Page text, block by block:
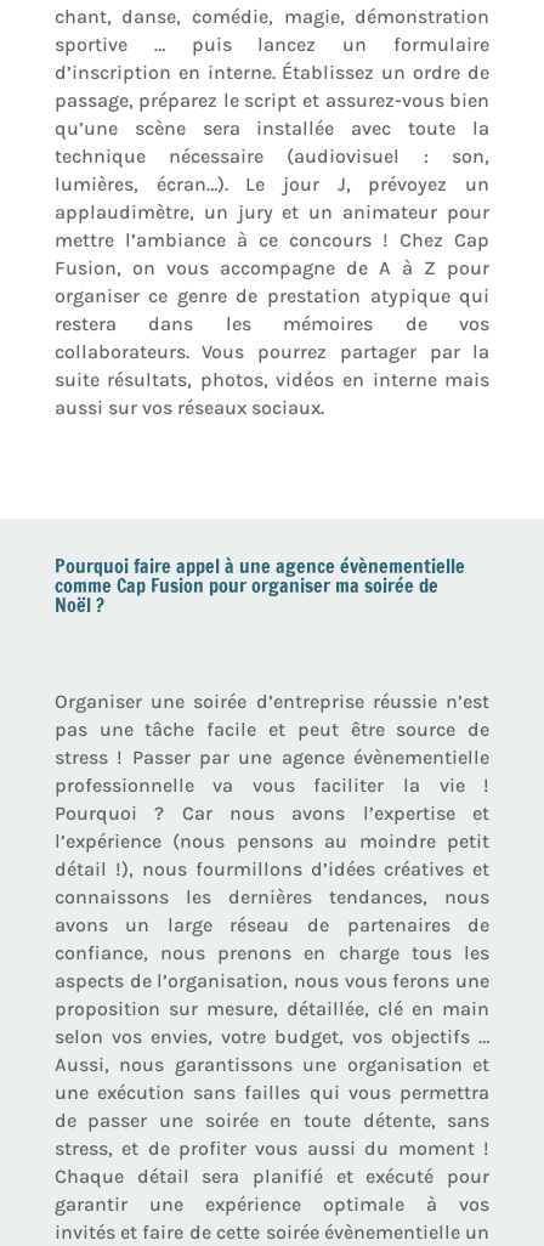
chant, danse, comédie, magie, démonstration
sportive … puis lancez un formulaire
d’inscription en interne. Établissez un ordre de
passage, préparez le script et assurez-vous bien
qu’une scène sera installée avec toute la
technique nécessaire (audiovisuel : son,
lumières, écran…). Le jour J, prévoyez un
applaudimètre, un jury et un animateur pour
mettre l’ambiance à ce concours ! Chez Cap
Fusion, on vous accompagne de A à Z pour
organiser ce genre de prestation atypique qui
restera dans les mémoires de vos
collaborateurs. Vous pourrez partager par la
suite résultats, photos, vidéos en interne mais
aussi sur vos réseaux sociaux.
Pourquoi faire appel à une agence évènementielle
comme Cap Fusion pour organiser ma soirée de
Noël ?
Organiser une soirée d’entreprise réussie n’est
pas une tâche facile et peut être source de
stress ! Passer par une agence évènementielle
professionnelle va vous faciliter la vie !
Pourquoi ? Car nous avons l’expertise et
l’expérience (nous pensons au moindre petit
détail !), nous fourmillons d’idées créatives et
connaissons les dernières tendances, nous
avons un large réseau de partenaires de
confiance, nous prenons en charge tous les
aspects de l’organisation, nous vous ferons une
proposition sur mesure, détaillée, clé en main
selon vos envies, votre budget, vos objectifs …
Aussi, nous garantissons une organisation et
une exécution sans failles qui vous permettra
de passer une soirée en toute détente, sans
stress, et de profiter vous aussi du moment !
Chaque détail sera planifié et exécuté pour
garantir une expérience optimale à vos
invités et faire de cette soirée évènementielle un